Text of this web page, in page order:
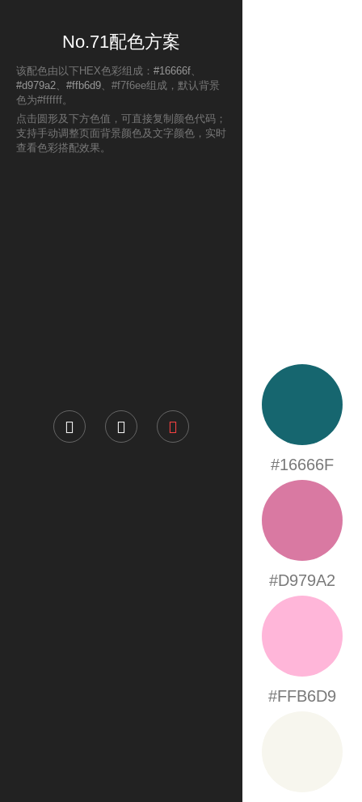
No.71配色方案
该配色由以下HEX色彩组成： #16666f、
#d979a2、 #ffb6d9、#f7f6ee组成，默认背景
色为#ffffff。
点击圆形及下方色值，可直接复制颜色代码；
支持手动调整页面背景颜色及文字颜色，实时
查看色彩搭配效果。
#16666F
#D979A2
#FFB6D9